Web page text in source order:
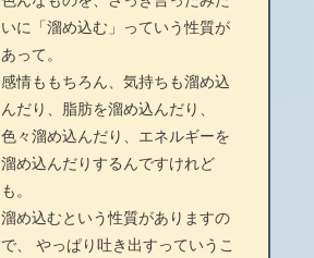
いに「溜め込む」っていう性質が
あって。
感情ももちろん、気持ちも溜め込
んだり、脂肪を溜め込んだり、
色々溜め込んだり、エネルギーを
溜め込んだりするんですけれど
も。
溜め込むという性質がありますの
で、 やっぱり吐き出すっていうこ